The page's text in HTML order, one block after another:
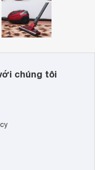
chúng tôi